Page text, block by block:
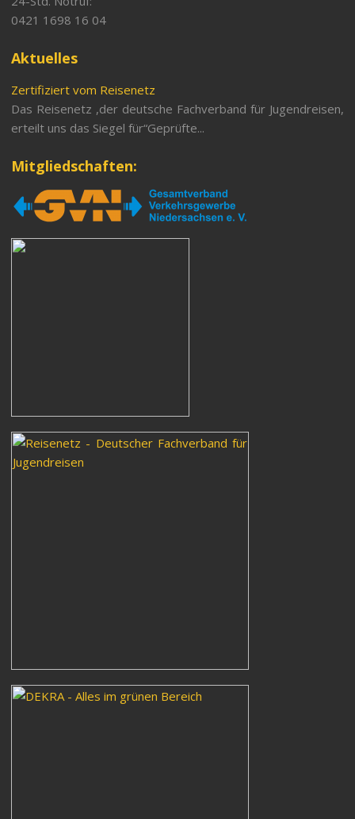
0421 1698 16 04
Aktuelles
Zertifiziert vom Reisenetz
Das Reisenetz ,der deutsche Fachverband für Jugendreisen,
erteilt uns das Siegel für“Geprüfte...
Mitgliedschaften: